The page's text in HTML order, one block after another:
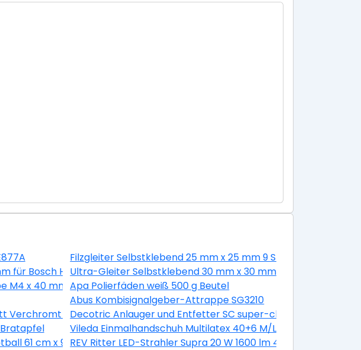
Filzgleiter Selbstklebend 25 mm x 25 mm 9 Stück Weiß
für Bosch Heißklebestift Gluey
Ultra-Gleiter Selbstklebend 30 mm x 30 mm 4 Stück
M4 x 40 mm Verzinkt Schlitz 8 Stück mit Muttern
Apa Polierfäden weiß 500 g Beutel
Abus Kombisignalgeber-Attrappe SG3210
Verchromt Ø 15 mmDecotric Anlauger und Entfetter SC super-clean 500 g
Vileda Einmalhandschuh Multilatex 40+6 M/L
61 cm x 91,5 cmREV Ritter LED-Strahler Supra 20 W 1600 lm 4000 K IP65